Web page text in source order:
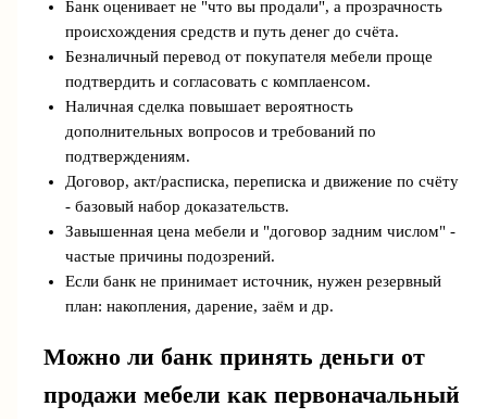
Банк оценивает не "что вы продали", а прозрачность
происхождения средств и путь денег до счёта.
Безналичный перевод от покупателя мебели проще
подтвердить и согласовать с комплаенсом.
Наличная сделка повышает вероятность
дополнительных вопросов и требований по
подтверждениям.
Договор, акт/расписка, переписка и движение по счёту
- базовый набор доказательств.
Завышенная цена мебели и "договор задним числом" -
частые причины подозрений.
Если банк не принимает источник, нужен резервный
план: накопления, дарение, заём и др.
Можно ли банк принять деньги от
продажи мебели как первоначальный